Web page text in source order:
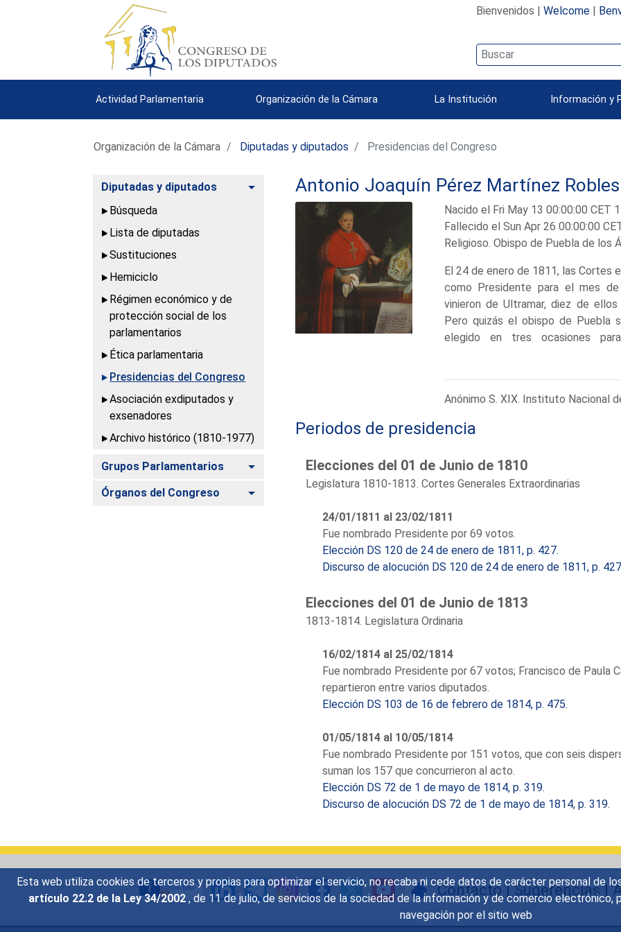
Esta web utiliza cookies de terceros y propias para optimizar el servicio, no recaba ni cede datos de carácter personal de
artículo 22.2 de la Ley 34/2002 , de 11 de julio, de servicios de la sociedad de la información y de comercio
navegación por el sitio web
Bienvenidos | Welcome|
Actividad Parlamentaria Organización de la Cámara La Institución Información y
Organización de la Cámara Diputadas y diputados Presidencias del Congreso
Diputadas y diputados
Alternar
Búsqueda
Lista de diputadas
Sustituciones
Hemiciclo
Régimen económico y de
protección social de los
parlamentarios
Ética parlamentaria
Presidencias del Congreso
Asociación exdiputados y
exsenadores
Archivo histórico (1810-1977)
Grupos Parlamentarios Alternar
Órganos del Congreso Alternar
Antonio Joaquín Pérez Martínez Robles
Nacido el Fri May 13 00:00:00 CET
Fallecido el Sun Apr 26 00:00:00
Religioso. Obispo de Puebla de los
El 24 de enero de 1811, las Cortes
como Presidente para el mes
vinieron de Ultramar, diez de
Pero quizás el obispo de Puebla
elegido en tres ocasiones
extraordinarias de 1810-1813, en
Cortes gaditanas que tienen su
la sesión de 20 de febrero de
propuesta para que figure en la
recordar este recinto donde las
de 1810.
acerca de trasladarse las Cortes a
diez de la mañana del día 24
Neri de dicha ciudad..." (Sesión de
En la siguiente sesión de 24 de
Poco antes de producirse esta
Puebla defiende los trabajos
termina su discurso alabando a la
Cádiz señor, a Cádiz debía venir
siendo Cádiz el puerto anchuroso
universo..." (Sesión de 24 de febrero
España?, había realizado sus
Colegio Real de San Ignacio,
Colegio Carolino donde impartió
La convocatoria de Cortes no
hubo de dictarse una Instrucción
aunque la elección en la Audiencia
nuestro diputado no llega a las
Está suficientemente probada la
teología y sagrada escritura.
sobre la defensa de las reformas
Anónimo S. XIX. Instituto Nacional
Periodos de presidencia
Elecciones del 01 de Junio de 1810
Legislatura 1810-1813. Cortes Generales Extraordinarias
24/01/1811 al 23/02/1811
Fue nombrado Presidente por 69 votos.
Elección DS 120 de 24 de enero de 1811, p. 427.
Discurso de alocución DS 120 de 24 de enero de 1811, p.
Elecciones del 01 de Junio de 1813
1813-1814. Legislatura Ordinaria
16/02/1814 al 25/02/1814
Fue nombrado Presidente por 67 votos; Francisco de Paula
repartieron entre varios diputados.
Elección DS 103 de 16 de febrero de 1814, p. 475.
01/05/1814 al 10/05/1814
Fue nombrado Presidente por 151 votos, que con seis
suman los 157 que concurrieron al acto.
Elección DS 72 de 1 de mayo de 1814, p. 319.
Discurso de alocución DS 72 de 1 de mayo de 1814, p. 319.
Contacto|Sugerencias|